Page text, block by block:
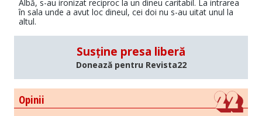
Albă, s-au ironizat reciproc la un dineu caritabil. La intrarea
în sala unde a avut loc dineul, cei doi nu s-au uitat unul la
altul.
Susține presa liberă
Donează pentru Revista22
Opinii